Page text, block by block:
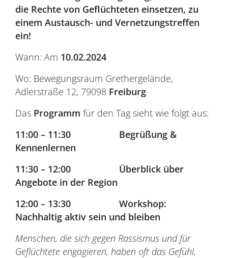
die Rechte von Geflüchteten einsetzen, zu
einem Austausch- und Vernetzungstreffen
ein!
Wann: Am 10.02.2024
Wo: Bewegungsraum Grethergelände,
Adlerstraße 12, 79098 Freiburg
Das Programm für den Tag sieht wie folgt aus:
11:00 – 11:30 Begrüßung &
Kennenlernen
11:30 – 12:00 Überblick über
Angebote in der Region
12:00 – 13:30 Workshop:
Nachhaltig aktiv sein und bleiben
Menschen, die sich gegen Rassismus und für
Geflüchtete engagieren, haben oft das Gefühl,